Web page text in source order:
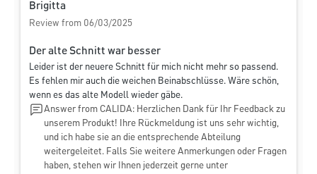
Brigitta
Review from 06/03/2025
Der alte Schnitt war besser
Leider ist der neuere Schnitt für mich nicht mehr so passend.
Es fehlen mir auch die weichen Beinabschlüsse. Wäre schön,
wenn es das alte Modell wieder gäbe.
Answer from CALIDA: Herzlichen Dank für Ihr Feedback zu
unserem Produkt! Ihre Rückmeldung ist uns sehr wichtig,
und ich habe sie an die entsprechende Abteilung
weitergeleitet. Falls Sie weitere Anmerkungen oder Fragen
haben, stehen wir Ihnen jederzeit gerne unter